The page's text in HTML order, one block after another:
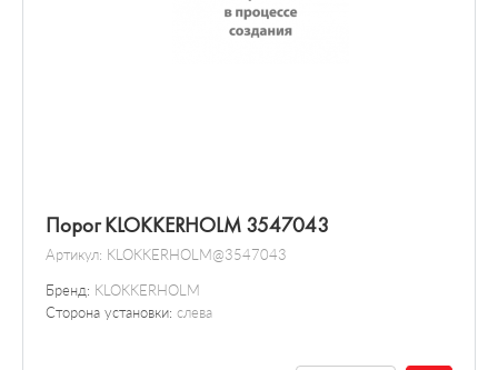
Порог KLOKKERHOLM 3547043
Артикул: KLOKKERHOLM@3547043
Бренд: KLOKKERHOLM
Сторона установки: слева